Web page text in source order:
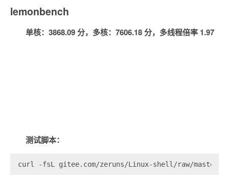
lemonbench
单核：3868.09 分，多核：7606.18 分，多线程倍率 1.97
测试脚本：
curl -fsL gitee.com/zeruns/Linux-shell/raw/master/